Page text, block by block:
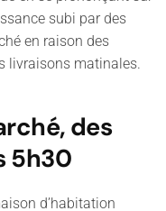
subi par des
en raison des
livraisons matinales.
des
5h30
d’habitation